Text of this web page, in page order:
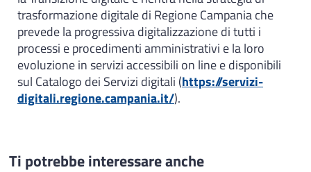
trasformazione digitale di Regione Campania che
prevede la progressiva digitalizzazione di tutti i
processi e procedimenti amministrativi e la loro
evoluzione in servizi accessibili on line e disponibili
sul Catalogo dei Servizi digitali (https://servizi-
digitali.regione.campania.it/).
Ti potrebbe interessare anche